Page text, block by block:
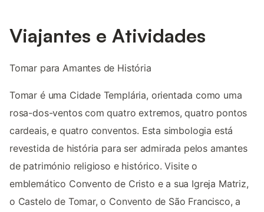
Viajantes e Atividades
Tomar para Amantes de História
Tomar é uma Cidade Templária, orientada como uma
rosa-dos-ventos com quatro extremos, quatro pontos
cardeais, e quatro conventos. Esta simbologia está
revestida de história para ser admirada pelos amantes
de património religioso e histórico. Visite o
emblemático Convento de Cristo e a sua Igreja Matriz,
o Castelo de Tomar, o Convento de São Francisco, a